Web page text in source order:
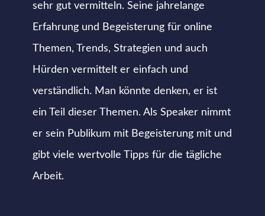
sehr gut vermitteln. Seine jahrelange
Erfahrung und Begeisterung für online
Themen, Trends, Strategien und auch
Hürden vermittelt er einfach und
verständlich. Man könnte denken, er ist
ein Teil dieser Themen. Als Speaker nimmt
er sein Publikum mit Begeisterung mit und
gibt viele wertvolle Tipps für die tägliche
Arbeit.